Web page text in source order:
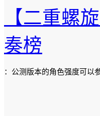
【二重螺
奏榜
：公测版本的角色强度可以